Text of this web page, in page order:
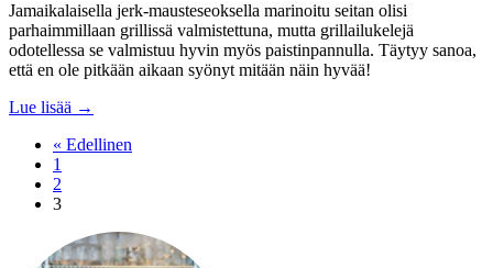
Jamaikalaisella jerk-mausteseoksella marinoitu seitan olisi
parhaimmillaan grillissä valmistettuna, mutta grillailukelejä
odotellessa se valmistuu hyvin myös paistinpannulla. Täytyy sanoa,
että en ole pitkään aikaan syönyt mitään näin hyvää!
Lue lisää →
« Edellinen
1
2
3